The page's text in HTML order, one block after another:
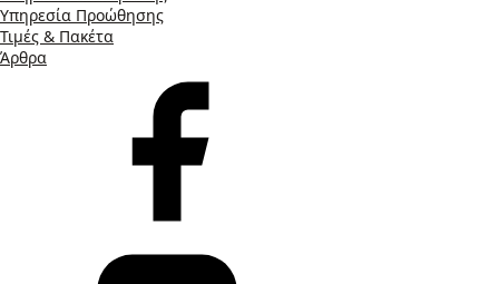
Υπηρεσία Προώθησης
Τιμές & Πακέτα
Άρθρα